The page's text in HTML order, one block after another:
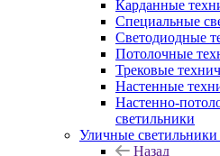
Карданные
Специальные
Светодиодные
Потолочные
Трековые
Настенные
Настенно-
светильники
Уличные светильники
Назад